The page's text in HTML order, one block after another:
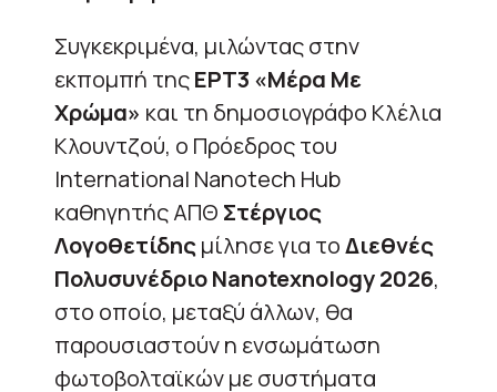
Συγκεκριμένα, μιλώντας στην
εκπομπή τηςΕΡΤ3 «Μέρα Με
Χρώμα» και τη δημοσιογράφο Κλέλια
Κλουντζού, ο Πρόεδρος του
International Nanotech Hub
καθηγητής ΑΠΘ Στέργιος
Λογοθετίδηςμίλησε για τοΔιεθνές
Πολυσυνέδριο Nanotexnology 2026,
στο οποίο, μεταξύ άλλων, θα
παρουσιαστούν η ενσωμάτωση
φωτοβολταϊκών με συστήματα